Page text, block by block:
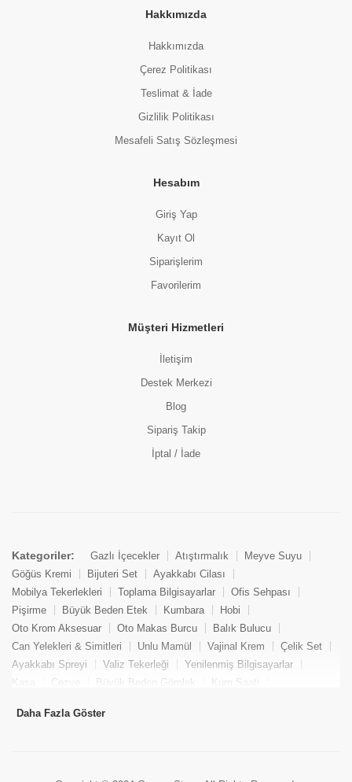
Hakkımızda
Hakkımızda
Çerez Politikası
Teslimat & İade
Gizlilik Politikası
Mesafeli Satış Sözleşmesi
Hesabım
Giriş Yap
Kayıt Ol
Siparişlerim
Favorilerim
Müşteri Hizmetleri
İletişim
Destek Merkezi
Blog
Sipariş Takip
İptal / İade
Kategoriler: Gazlı İçecekler Atıştırmalık
Meyve Suyu
Göğüs Kremi
Bijuteri Set
Ayakkabı Cilası
Mobilya Tekerlekleri
Toplama Bilgisayarlar
Ofis Sehpası
Pişirme
Büyük Beden Etek Kumbara
Hobi
Oto Krom Aksesuar
Oto Makas Burcu
Balık Bulucu
Can Yelekleri & Simitleri
Unlu Mamül Vajinal Krem
Çelik Set
Ayakkabı Spreyi
Valiz Tekerleği
Yenilenmiş Bilgisayarlar
Kasa
Cezve Büyük Beden Gömlek
Kum Saati
Tekne Bağlama & Demirleme
Daha Fazla Göster